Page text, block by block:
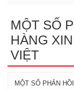
MỘT SỐ
HÀNG
VIỆT
MỘT SỐ PHẢN